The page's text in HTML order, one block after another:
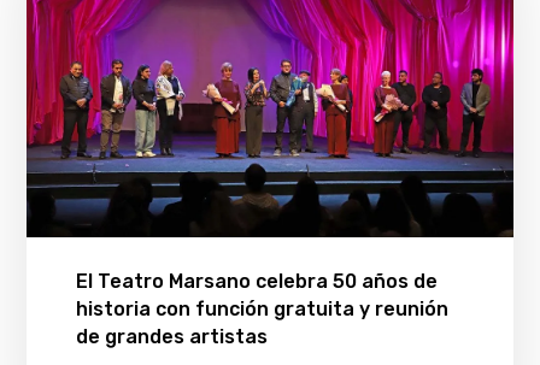
El Teatro Marsano celebra 50 años de
historia con función gratuita y reunión
de grandes artistas